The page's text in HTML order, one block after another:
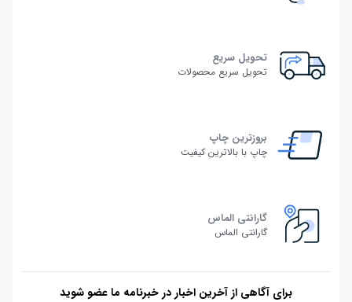
تحویل سریع
تحویل سریع محصولات
بروزترین چاپ
چاپ با بالاترین کیفیت
گارانتی الماس
گارانتی الماس
برای آگاهی از آخرین اخبار در خبرنامه ما عضو شوید